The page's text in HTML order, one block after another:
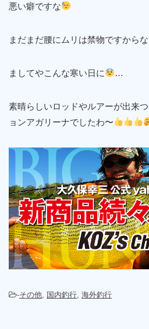
悪い癖ですな
まだまだ腰にムリは禁物ですからな
ましてやこんな寒い日に …
素晴らしいロッドやルアーが出来
ョンアガリーナでしたわ〜
-その他 国内釣行 海外釣行